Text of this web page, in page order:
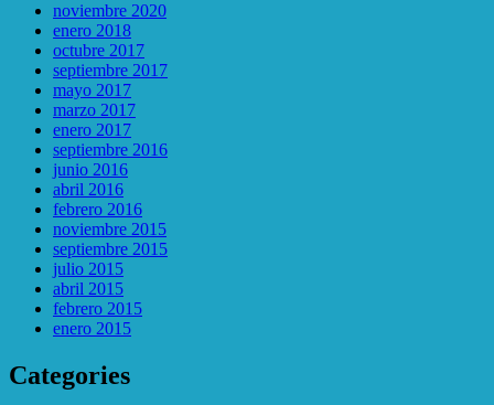
noviembre 2020
enero 2018
octubre 2017
septiembre 2017
mayo 2017
marzo 2017
enero 2017
septiembre 2016
junio 2016
abril 2016
febrero 2016
noviembre 2015
septiembre 2015
julio 2015
abril 2015
febrero 2015
enero 2015
Categories